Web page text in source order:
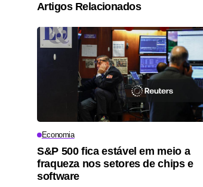
Artigos Relacionados
Economia
S&P 500 fica estável em meio a
fraqueza nos setores de chips e
software